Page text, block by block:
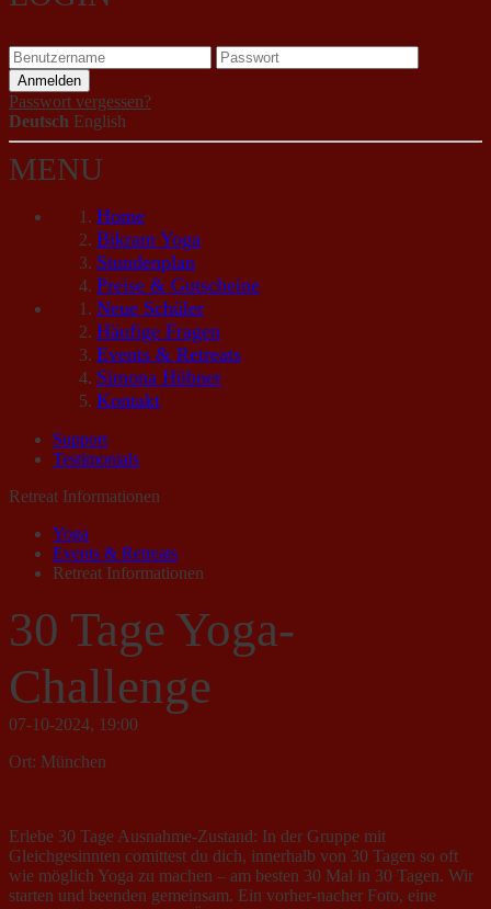
Passwort vergessen?
Deutsch English
MENU
Home
Bikram Yoga
Stundenplan
Preise & Gutscheine
Neue Schüler
Häufige Fragen
Events & Retreats
Simona Hübner
Kontakt
Support
Testimonials
Retreat Informationen
Yoga
Events & Retreats
Retreat Informationen
30 Tage Yoga-
Challenge
07-10-2024, 19:00
Ort: München
Erlebe 30 Tage Ausnahme-Zustand: In der Gruppe mit
Gleichgesinnten comittest du dich, innerhalb von 30 Tagen so oft
wie möglich Yoga zu machen – am besten 30 Mal in 30 Tagen. Wir
starten und beenden gemeinsam. Ein vorher-nacher Foto, eine